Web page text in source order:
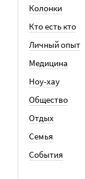
Колонки
Кто есть кто
Личный опыт
Медицина
Ноу-хау
Общество
Отдых
Семья
События